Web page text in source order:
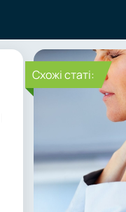
Cхожі статі: